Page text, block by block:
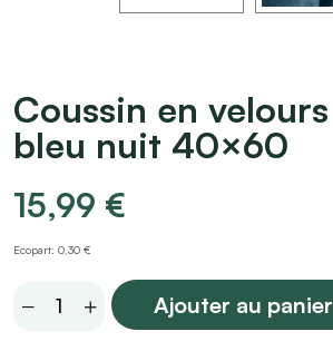
Coussin en velours
bleu nuit 40×60
15,99 €
Ecopart: 0,30 €
Coussin
Ajouter au panier